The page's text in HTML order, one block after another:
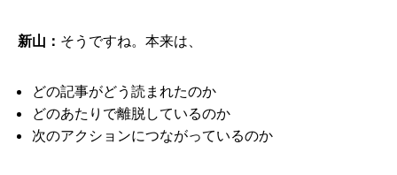
新山： そうですね。本来は、
どの記事がどう読まれたのか
どのあたりで離脱しているのか
次のアクションにつながっているのか